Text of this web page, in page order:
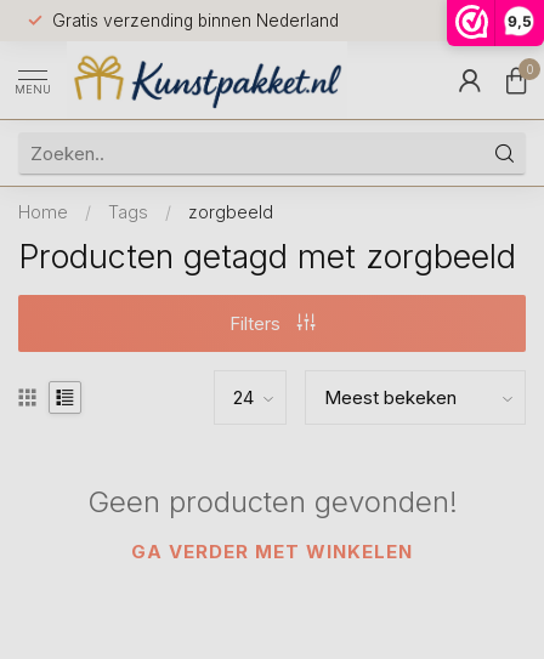
9,5
Gratis verzending binnen Nederland
Voor
huis
9.5
MENU
0
Home / Tags / zorgbeeld
Producten getagd met zorgbeeld
Filters
Geen producten gevonden!
GA VERDER MET WINKELEN